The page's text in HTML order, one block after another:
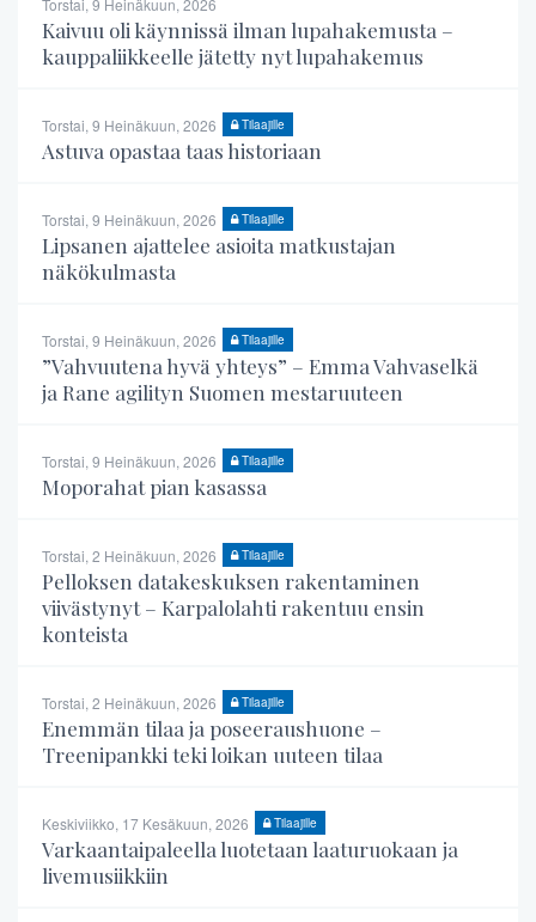
Kaivuu oli käynnissä ilman lupahakemusta –
kauppaliikkeelle jätetty nyt lupahakemus
Torstai, 9 Heinäkuun, 2026 Tilaajille
Astuva opastaa taas historiaan
Torstai, 9 Heinäkuun, 2026 Tilaajille
Lipsanen ajattelee asioita matkustajan
näkökulmasta
Torstai, 9 Heinäkuun, 2026 Tilaajille
”Vahvuutena hyvä yhteys” – Emma Vahvaselkä
ja Rane agilityn Suomen mestaruuteen
Torstai, 9 Heinäkuun, 2026 Tilaajille
Moporahat pian kasassa
Torstai, 2 Heinäkuun, 2026 Tilaajille
Pelloksen datakeskuksen rakentaminen
viivästynyt – Karpalolahti rakentuu ensin
konteista
Torstai, 2 Heinäkuun, 2026 Tilaajille
Enemmän tilaa ja poseeraushuone –
Treenipankki teki loikan uuteen tilaa
Keskiviikko, 17 Kesäkuun, 2026 Tilaajille
Varkaantaipaleella luotetaan laaturuokaan ja
livemusiikkiin